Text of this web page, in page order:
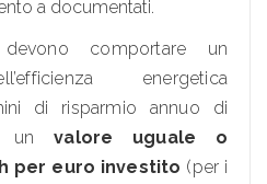
a documentati.
comportare un
energetica
di risparmio annuo di
unvalore uguale o
per euro investito (per i